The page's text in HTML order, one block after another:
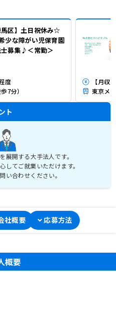
馬区】土日祝休み☆
少な障がい児保育園
募集♪＜常勤＞
度
7分）
【月収
東京メ
ト
展開する大手法人です。
してご就業いただけます。
い合わせください。
社概要 応募方法
概要